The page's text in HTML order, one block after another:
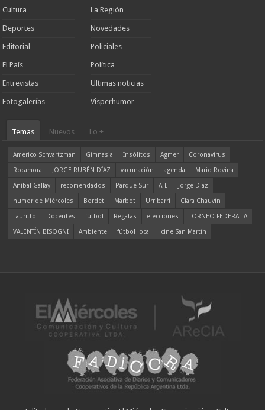
Cultura
Deportes
Editorial
El País
Entrevistas
Fotogalerías
La Región
Novedades
Policiales
Política
Ultimas noticias
Visperhumor
Temas Nuevos Lo +
Americo Schvartzman Gimnasia Insólitos Agmer
Coronavirus
Rocamora
JORGE RUBÉN DÍAZ vacunación agenda
Mario Rovina
Aníbal Gallay
recomendados Parque Sur ATE
Jorge Díaz
humor de Miércoles
Bordet Marbot Urribarri
Clara Chauvín
Lauritto
Docentes fútbol Regatas elecciones
TORNEO FEDERAL A
VALENTÍN BISOGNI
Ambiente fútbol local cine San Martín